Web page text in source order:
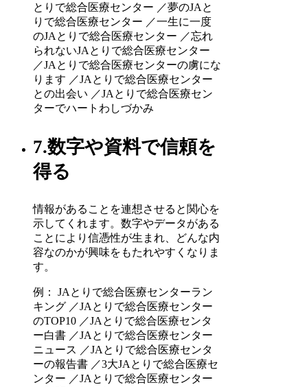
とりで総合医療センター ／夢のJAと
りで総合医療センター ／一生に一度
のJAとりで総合医療センター ／忘れ
られないJAとりで総合医療センター
／JAとりで総合医療センターの虜にな
ります ／JAとりで総合医療センター
との出会い ／JAとりで総合医療セン
ターでハートわしづかみ
7.数字や資料で信頼を
得る
情報があることを連想させると関心を
示してくれます。数字やデータがある
ことにより信憑性が生まれ、どんな内
容なのかが興味をもたれやすくなりま
す。
例： JAとりで総合医療センターラン
キング ／JAとりで総合医療センター
のTOP10 ／JAとりで総合医療センタ
ー白書 ／JAとりで総合医療センター
ニュース ／JAとりで総合医療センタ
ーの報告書 ／3大JAとりで総合医療セ
ンター ／JAとりで総合医療センター